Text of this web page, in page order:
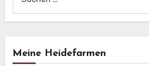
nach:
Meine Heidefarmen